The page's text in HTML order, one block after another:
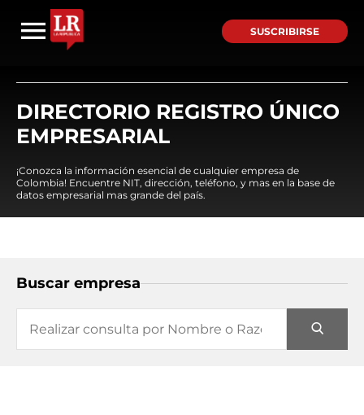
SUSCRIBIRSE
DIRECTORIO REGISTRO ÚNICO
EMPRESARIAL
¡Conozca la información esencial de cualquier empresa de
Colombia! Encuentre NIT, dirección, teléfono, y mas en la base de
datos empresarial mas grande del país.
Buscar empresa